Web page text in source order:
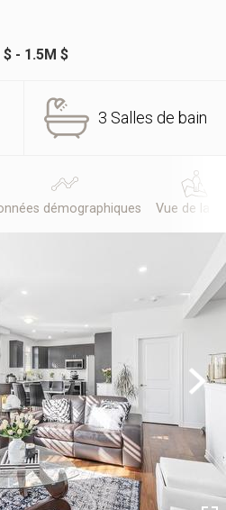
$ - 1.5M $
3 Salles de bain
démographiques Vue de la
Next